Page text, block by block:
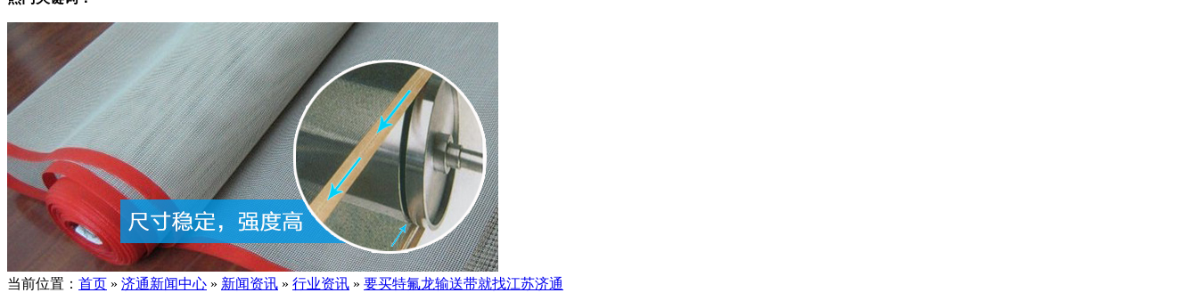
当前位置 ： 首页 » 济通新闻中心 » 新闻资讯 » 行业资讯 » 要买特氟龙输送带就找江苏济通